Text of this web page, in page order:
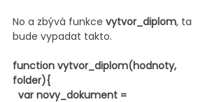
No a zbývá funkce vytvor_diplom, ta
bude vypadat takto.
function vytvor_diplom(hodnoty,
folder){